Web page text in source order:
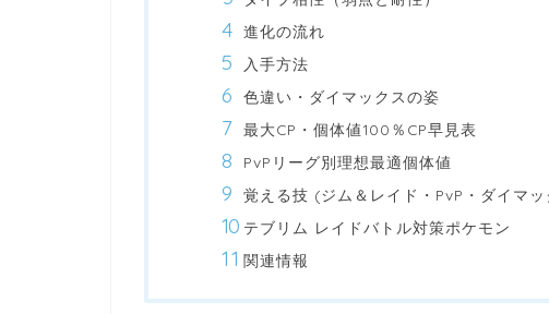
進化の流れ
入手方法
色違い・ダイマックスの姿
最大CP・個体値100％CP早見表
PvPリーグ別理想最適個体値
覚える技 (ジム＆レイド・PvP・ダイマッ
テブリム レイドバトル対策ポケモン
関連情報